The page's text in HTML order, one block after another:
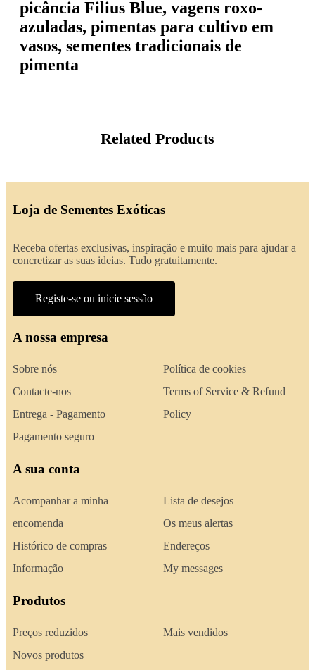
picância Filius Blue, vagens roxo-
azuladas, pimentas para cultivo em
vasos, sementes tradicionais de
pimenta
Related Products
Loja de Sementes Exóticas
Receba ofertas exclusivas, inspiração e muito mais para ajudar a
concretizar as suas ideias. Tudo gratuitamente.
Registe-se ou inicie sessão
A nossa empresa
Sobre nós
Contacte-nos
Entrega - Pagamento
Pagamento seguro
Política de cookies
Terms of Service & Refund
Policy
A sua conta
Acompanhar a minha
encomenda
Histórico de compras
Informação
Lista de desejos
Os meus alertas
Endereços
My messages
Produtos
Preços reduzidos
Novos produtos
Mais vendidos